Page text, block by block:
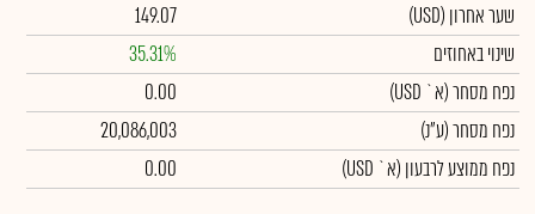
שער אחרון (USD)
149.07
שינוי באחוזים
35.31%
נפח מסחר(א` USD)
0.00
נפח מסחר(ע"נ)
20,086,003
נפח ממוצע לרבעון (א` USD)
0.00